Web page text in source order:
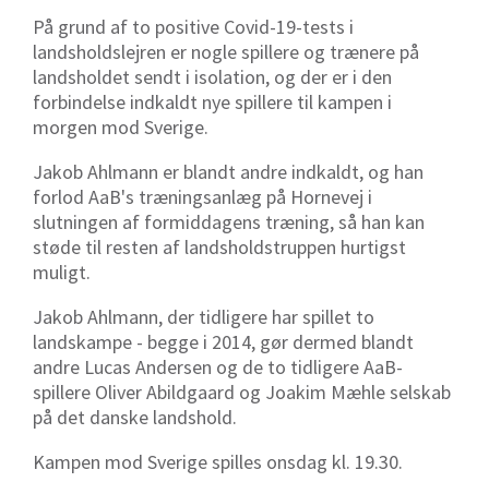
På grund af to positive Covid-19-tests i
landsholdslejren er nogle spillere og trænere på
landsholdet sendt i isolation, og der er i den
forbindelse indkaldt nye spillere til kampen i
morgen mod Sverige.
Jakob Ahlmann er blandt andre indkaldt, og han
forlod AaB's træningsanlæg på Hornevej i
slutningen af formiddagens træning, så han kan
støde til resten af landsholdstruppen hurtigst
muligt.
Jakob Ahlmann, der tidligere har spillet to
landskampe - begge i 2014, gør dermed blandt
andre Lucas Andersen og de to tidligere AaB-
spillere Oliver Abildgaard og Joakim Mæhle selskab
på det danske landshold.
Kampen mod Sverige spilles onsdag kl. 19.30.